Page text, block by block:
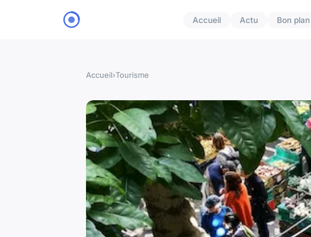
Accueil Actu Bon plan
Accueil›Tourisme